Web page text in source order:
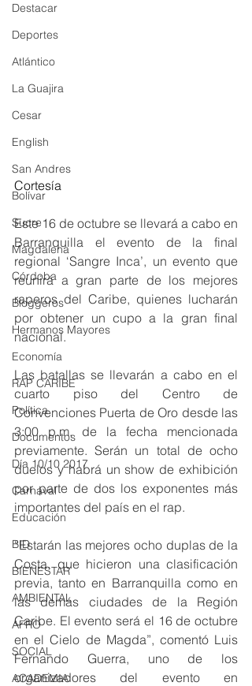
Destacar
Deportes
Atlántico
La Guajira
Cesar
English
San Andres
Bolívar
Sucre
Magdalena
Córdoba
Bloggeros
Hermanos Mayores
Economía
RAP CARIBE
Política
Documentos
Día 10/10 2017
Carnaval
Educación
BID
BIENESTAR
AMBIENTAL
AFRO
SOCIAL
ACADEMIA
Cortesía
Este 16 de octubre se llevará a cabo en
Barranquilla el evento de la final
regional ‘Sangre Inca’, un evento que
reunirá a gran parte de los mejores
raperos del Caribe, quienes lucharán
por obtener un cupo a la gran final
nacional.
Las batallas se llevarán a cabo en el
cuarto piso del Centro de
Convenciones Puerta de Oro desde las
3:00 p.m. de la fecha mencionada
previamente. Serán un total de ocho
duelos y habrá un show de exhibición
por parte de dos los exponentes más
importantes del país en el rap.
“Estarán las mejores ocho duplas de la
Costa, que hicieron una clasificación
previa, tanto en Barranquilla como en
las demás ciudades de la Región
Caribe. El evento será el 16 de octubre
en el Cielo de Magda”, comentó Luis
Fernando Guerra, uno de los
organizadores del evento en